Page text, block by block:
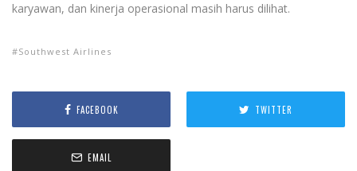
karyawan, dan kinerja operasional masih harus dilihat.
Southwest Airlines
FACEBOOK TWITTER
EMAIL